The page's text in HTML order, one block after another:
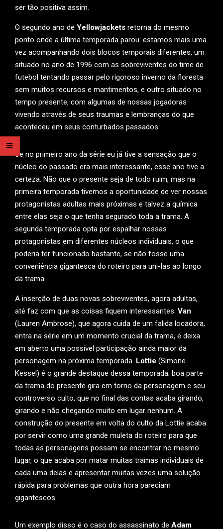
ser tão positiva assim.
O segundo ano de Yellowjackets retorna do mesmo
ponto onde a última temporada parou: estamos mais uma
vez acompanhando dois blocos temporais diferentes, um
situado no ano de 1996 com as sobreviventes do time de
futebol tentando passar pelo rigoroso inverno da floresta
sem muitos recursos e mantimentos, e outro situado no
tempo presente, com algumas de nossas jogadoras
vivendo através de seus traumas e lembranças do que
aconteceu em seus conturbados passados.
Se no primeiro ano da série eu já tive a sensação que o
núcleo do passado era mais interessante, esse ano tive a
certeza. Não que o presente seja de todo ruim, mas na
primeira temporada tivemos a oportunidade de ver nossas
protagonistas adultas mais próximas e talvez a química
entre elas seja o que tenha segurado toda a trama. A
segunda temporada opta por espalhar nossas
protagonistas em diferentes núcleos individuais, o que
poderia ter funcionado bastante, se não fosse uma
conveniência gigantesca do roteiro para uni-las ao longo
da trama.
A inserção de duas novas sobreviventes, agora adultas,
até faz com que as coisas fiquem interessantes. Van
(Lauren Ambrose), que agora cuida de um falida locadora,
entra na série em um momento crucial da trama, e deixa
em aberto uma possível participação ainda maior da
personagem na próxima temporada. Lottie (Simone
Kessel) é o grande destaque dessa temporada; boa parte
da trama do presente gira em torno da personagem e seu
controverso culto, que no final das contas acaba girando,
girando e não chegando muito em lugar nenhum. A
construção do presente em volta do culto da Lottie acaba
por servir como uma grande muleta do roteiro para que
todas as personagens possam se encontrar no mesmo
lugar, o que acaba por matar muitas tramas individuais de
cada uma delas e apresentar muitas vezes uma solução
rápida para problemas que outra hora pareciam
gigantescos.
Um exemplo disso é o caso do assassinato de Adam